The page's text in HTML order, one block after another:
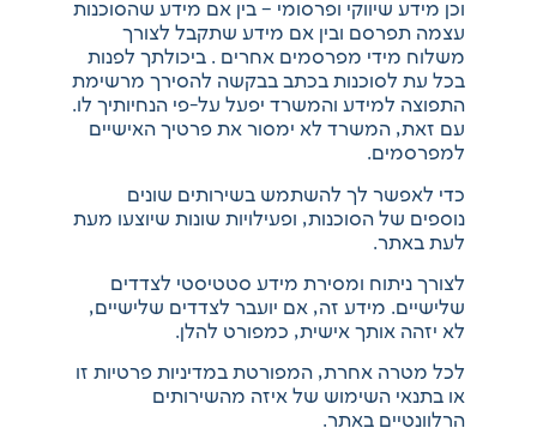
וכן מידע שיווקי ופרסומי – בין אם מידע שהסוכנות
עצמה תפרסם ובין אם מידע שתקבל לצורך
משלוח מידי מפרסמים אחרים . ביכולתך לפנות
בכל עת לסוכנות בכתב בבקשה להסירך מרשימת
התפוצה למידע והמשרד יפעל על-פי הנחיותיך לו.
עם זאת, המשרד לא ימסור את פרטיך האישיים
למפרסמים.
כדי לאפשר לך להשתמש בשירותים שונים
נוספים של הסוכנות, ופעילויות שונות שיוצעו מעת
לעת באתר.
לצורך ניתוח ומסירת מידע סטטיסטי לצדדים
שלישיים. מידע זה, אם יועבר לצדדים שלישיים,
לא יזהה אותך אישית, כמפורט להלן.
לכל מטרה אחרת, המפורטת במדיניות פרטיות זו
או בתנאי השימוש של איזה מהשירותים
הרלוונטיים באתר.